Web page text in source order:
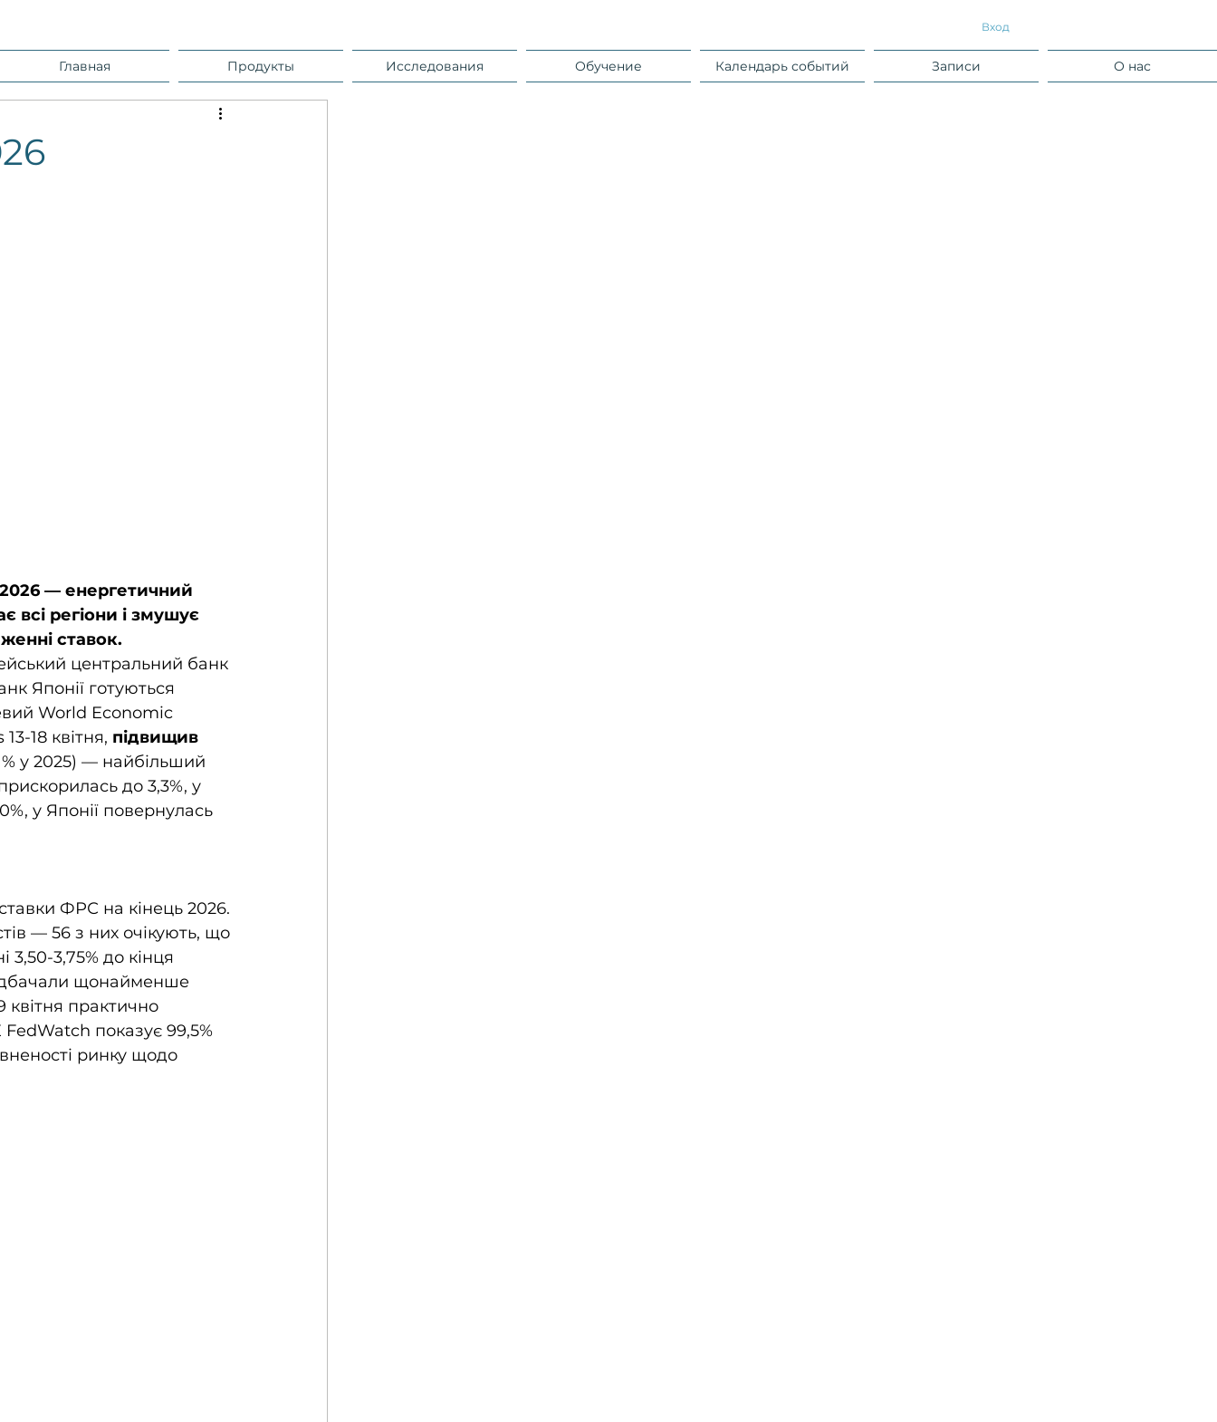
Вход
Главная Продукты Исследования Обучение Календарь событий Записи О нас
— енергетичний
всі регіони і змушує
ставок.
центральний банк
Японії готуються
World Economic
18 квітня, підвищив
у 2025) — найбільший
до 3,3%, у
у Японії повернулась
ФРС на кінець 2026.
— 56 з них очікують, що
3,50-3,75% до кінця
щонайменше
квітня практично
FedWatch показує 99,5%
ринку щодо